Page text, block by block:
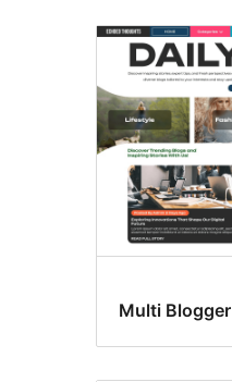
Multi Blogger